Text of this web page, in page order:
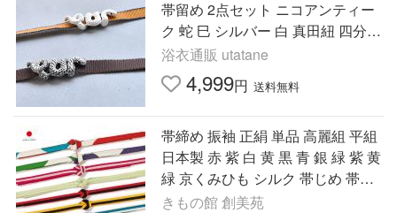
帯留め 2点セット ニコアンティー
ク 蛇 巳 シルバー 白 真田紐 四分紐
浴衣通販 utatane
4,999円 送料無料
帯締め 振袖 正絹 単品 高麗組 平組
日本製 赤 紫 白 黄 黒 青 銀 緑 紫 黄
緑 京くみひも シルク 帯じめ 帯締
和装 かわいい オシャレ
きもの館 創美苑